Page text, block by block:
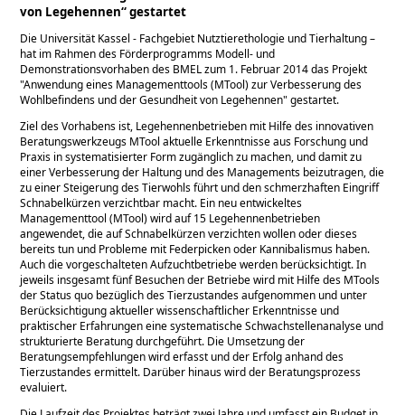
von Legehennen“ gestartet
Die Universität Kassel - Fachgebiet Nutztierethologie und Tierhaltung –
hat im Rahmen des Förderprogramms Modell- und
Demonstrationsvorhaben des BMEL zum 1. Februar 2014 das Projekt
Anwendung eines Managementtools (MTool) zur Verbesserung des
Wohlbefindens und der Gesundheit von Legehennen gestartet.
Ziel des Vorhabens ist, Legehennenbetrieben mit Hilfe des innovativen
Beratungswerkzeugs MTool aktuelle Erkenntnisse aus Forschung und
Praxis in systematisierter Form zugänglich zu machen, und damit zu
einer Verbesserung der Haltung und des Managements beizutragen, die
zu einer Steigerung des Tierwohls führt und den schmerzhaften Eingriff
Schnabelkürzen verzichtbar macht. Ein neu entwickeltes
Managementtool (MTool) wird auf 15 Legehennenbetrieben
angewendet, die auf Schnabelkürzen verzichten wollen oder dieses
bereits tun und Probleme mit Federpicken oder Kannibalismus haben.
Auch die vorgeschalteten Aufzuchtbetriebe werden berücksichtigt. In
jeweils insgesamt fünf Besuchen der Betriebe wird mit Hilfe des MTools
der Status quo bezüglich des Tierzustandes aufgenommen und unter
Berücksichtigung aktueller wissenschaftlicher Erkenntnisse und
praktischer Erfahrungen eine systematische Schwachstellenanalyse und
strukturierte Beratung durchgeführt. Die Umsetzung der
Beratungsempfehlungen wird erfasst und der Erfolg anhand des
Tierzustandes ermittelt. Darüber hinaus wird der Beratungsprozess
evaluiert.